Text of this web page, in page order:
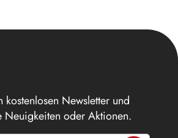
Newsletter und
Neuigkeiten oder Aktionen.